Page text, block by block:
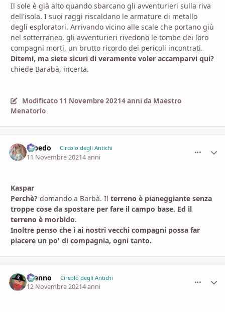
Il sole è già alto quando sbarcano gli avventurieri sulla riva
dell'isola. I suoi raggi riscaldano le armature di metallo
degli esploratori. Arrivando vicino alle scale che portano giù
nel sotterraneo, gli avventurieri rivedono le tombe dei loro
compagni morti, un brutto ricordo dei pericoli incontrati.
Ditemi, ma siete sicuri di veramente voler accamparvi qui?
chiede Barabà, incerta.
Modificato 11 Novembre 20214 anni da Maestro
Menatorio
Albedo Circolo degli Antichi
11 Novembre 20214 anni
Kaspar
Perchè? domando a Barbà. Il terreno è pianeggiante senza
troppe cose da spostare per fare il campo base. Ed il
terreno è morbido.
Inoltre penso che i ai nostri vecchi compagni possa far
piacere un po' di compagnia, ogni tanto.
Brenno Circolo degli Antichi
12 Novembre 20214 anni